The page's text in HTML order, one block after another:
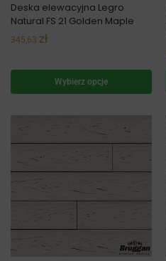
Deska elewacyjna Legro
Natural FS 21 Golden Maple
345,63 zł
Wybierz opcje